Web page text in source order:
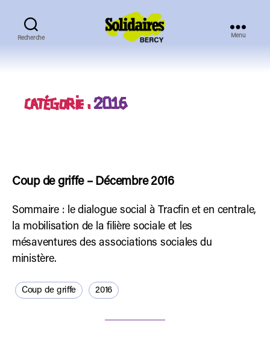
Recherche Menu
CATÉGORIE :2016
Coup de griffe – Décembre 2016
Sommaire : le dialogue social à Tracfin et en centrale,
la mobilisation de la filière sociale et les
mésaventures des associations sociales du
ministère.
Coup de griffe 2016